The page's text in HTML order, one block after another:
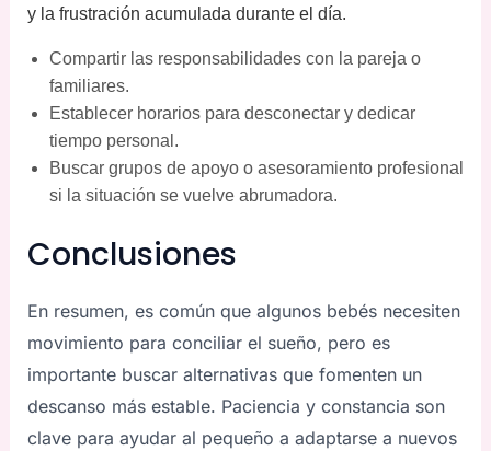
y la frustración acumulada durante el día.
Compartir las responsabilidades con la pareja o
familiares.
Establecer horarios para desconectar y dedicar
tiempo personal.
Buscar grupos de apoyo o asesoramiento profesional
si la situación se vuelve abrumadora.
Conclusiones
En resumen, es común que algunos bebés necesiten
movimiento para conciliar el sueño, pero es
importante buscar alternativas que fomenten un
descanso más estable. Paciencia y constancia son
clave para ayudar al pequeño a adaptarse a nuevos